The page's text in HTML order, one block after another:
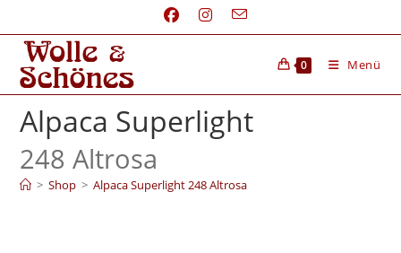
0 Menü
Alpaca Superlight
248 Altrosa
> Shop > Alpaca Superlight 248 Altrosa